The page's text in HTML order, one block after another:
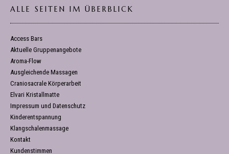
ALLE SEITEN IM ÜBERBLICK
Access Bars
Aktuelle Gruppenangebote
Aroma-Flow
Ausgleichende Massagen
Craniosacrale Körperarbeit
Elvari Kristallmatte
Impressum und Datenschutz
Kinderentspannung
Klangschalenmassage
Kontakt
Kundenstimmen